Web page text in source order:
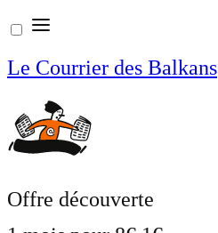
Aller
au
contenu
Le Courrier des Balkans
Offre découverte